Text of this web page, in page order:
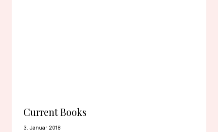
Current Books
3. Januar 2018